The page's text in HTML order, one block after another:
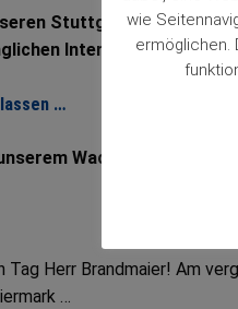
Stuttgarter
Internetseiten …
…
Wachstumsaktien
Herr Brandmaier! Am
…
wie
ermöglichen.